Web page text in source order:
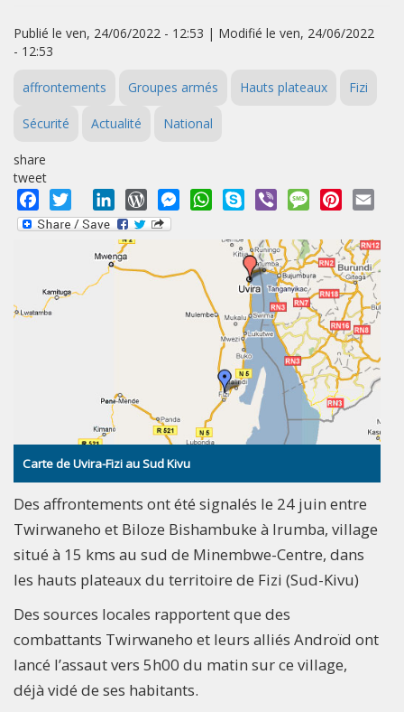
Publié le ven, 24/06/2022 - 12:53 | Modifié le ven, 24/06/2022
- 12:53
affrontements Groupes armés Hauts plateaux Fizi
Sécurité Actualité National
share
tweet
Facebook
Twitter LinkedInWordPressMessengerWhatsApp
Skype Viber MessagePinterest
Carte de Uvira-Fizi au Sud Kivu
Des affrontements ont été signalés le 24 juin entre
Twirwaneho et Biloze Bishambuke à Irumba, village
situé à 15 kms au sud de Minembwe-Centre, dans
les hauts plateaux du territoire de Fizi (Sud-Kivu)
Des sources locales rapportent que des
combattants Twirwaneho et leurs alliés Androïd ont
lancé l’assaut vers 5h00 du matin sur ce village,
déjà vidé de ses habitants.